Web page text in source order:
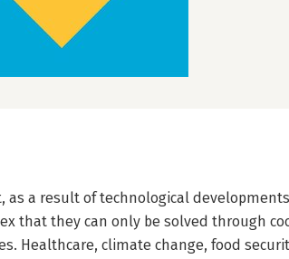
as a result of technological
that they can only be solved through
Healthcare, climate change, food